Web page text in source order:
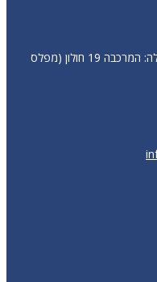
אולם תצוגה, מעבדת שירות ומרכז צלילה: המרכבה 19 חולון (מפלס